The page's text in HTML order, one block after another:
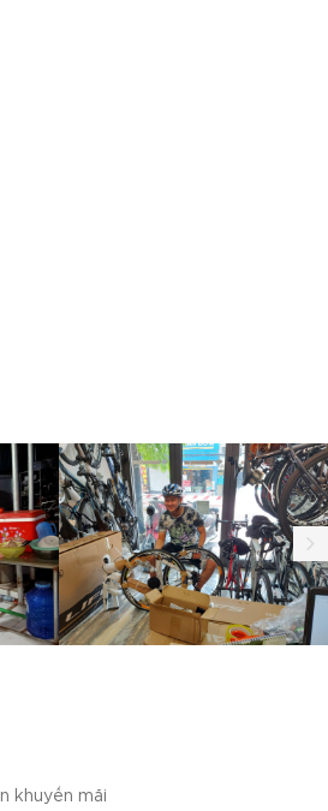
khuyến mãi